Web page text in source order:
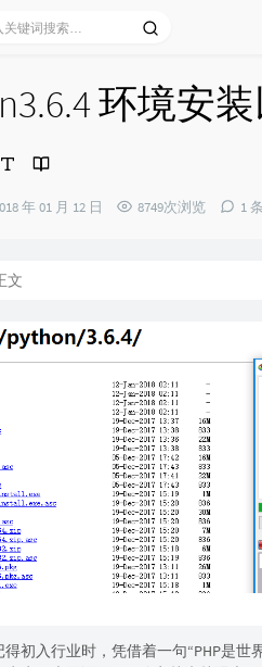
环境安
年 01 月 12 日 8749次浏览 1
文
得初入行业时，凭借着一句“PHP是世